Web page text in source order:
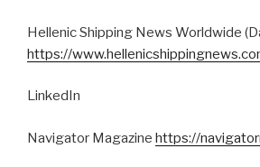
Hellenic Shipping News Worldwide
https://
LinkedIn
Navigator Magazine https://